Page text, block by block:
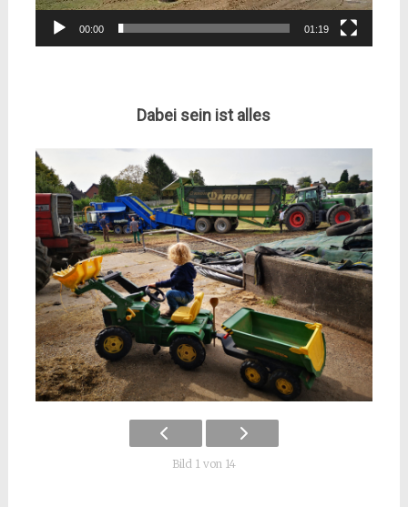
00:00 01:19
Dabei sein ist alles
Bild 1 von 14